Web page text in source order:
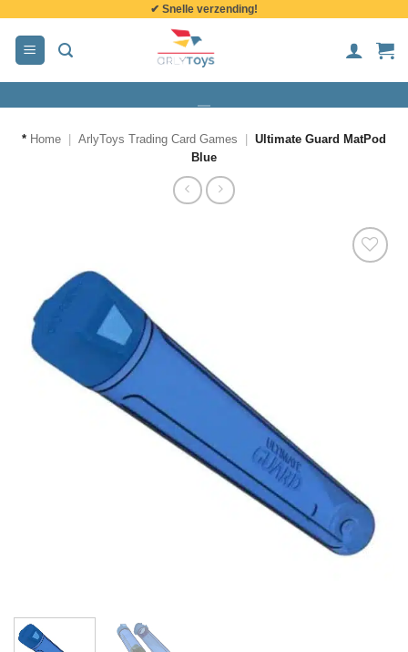
inhoud
✔ Snelle verzending!
* Home ArlyToys Trading Card Games
Ultimate Guard MatPod
Blue